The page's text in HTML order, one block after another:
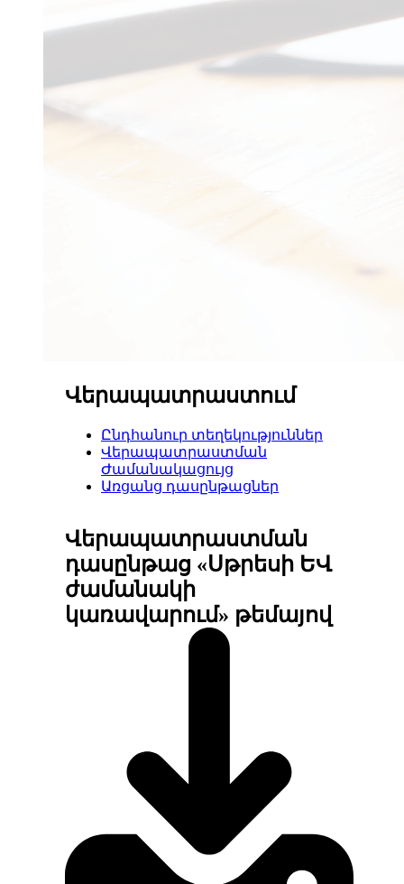
Վերապատրաստում
Ընդհանուր տեղեկություններ
Վերապատրաստման
Ժամանակացույց
Առցանց դասընթացներ
Վերապատրաստման
դասընթաց «Սթրեսի ԵՎ
ժամանակի
կառավարում» թեմայով